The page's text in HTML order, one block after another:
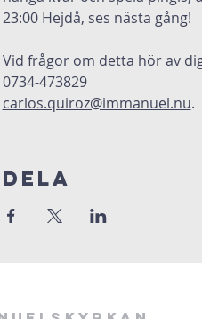
23:00 Hejdå, ses nästa gång!
Vid frågor om detta hör av
0734-473829
carlos.quiroz@immanuel.nu.
Dela